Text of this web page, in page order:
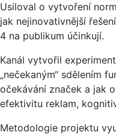
Usiloval o vytvoření
jak nejinovativnější
4 na publikum účinkují.
Kanál vytvořil
„nečekaným“ sdělením
očekávání značek a jak
efektivitu reklam,
Metodologie projektu